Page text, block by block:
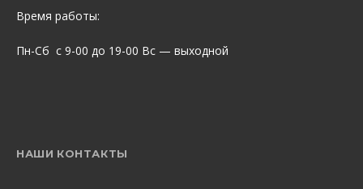
Время работы:
Пн-Сб с 9-00 до 19-00 Вс — выходной
НАШИ КОНТАКТЫ